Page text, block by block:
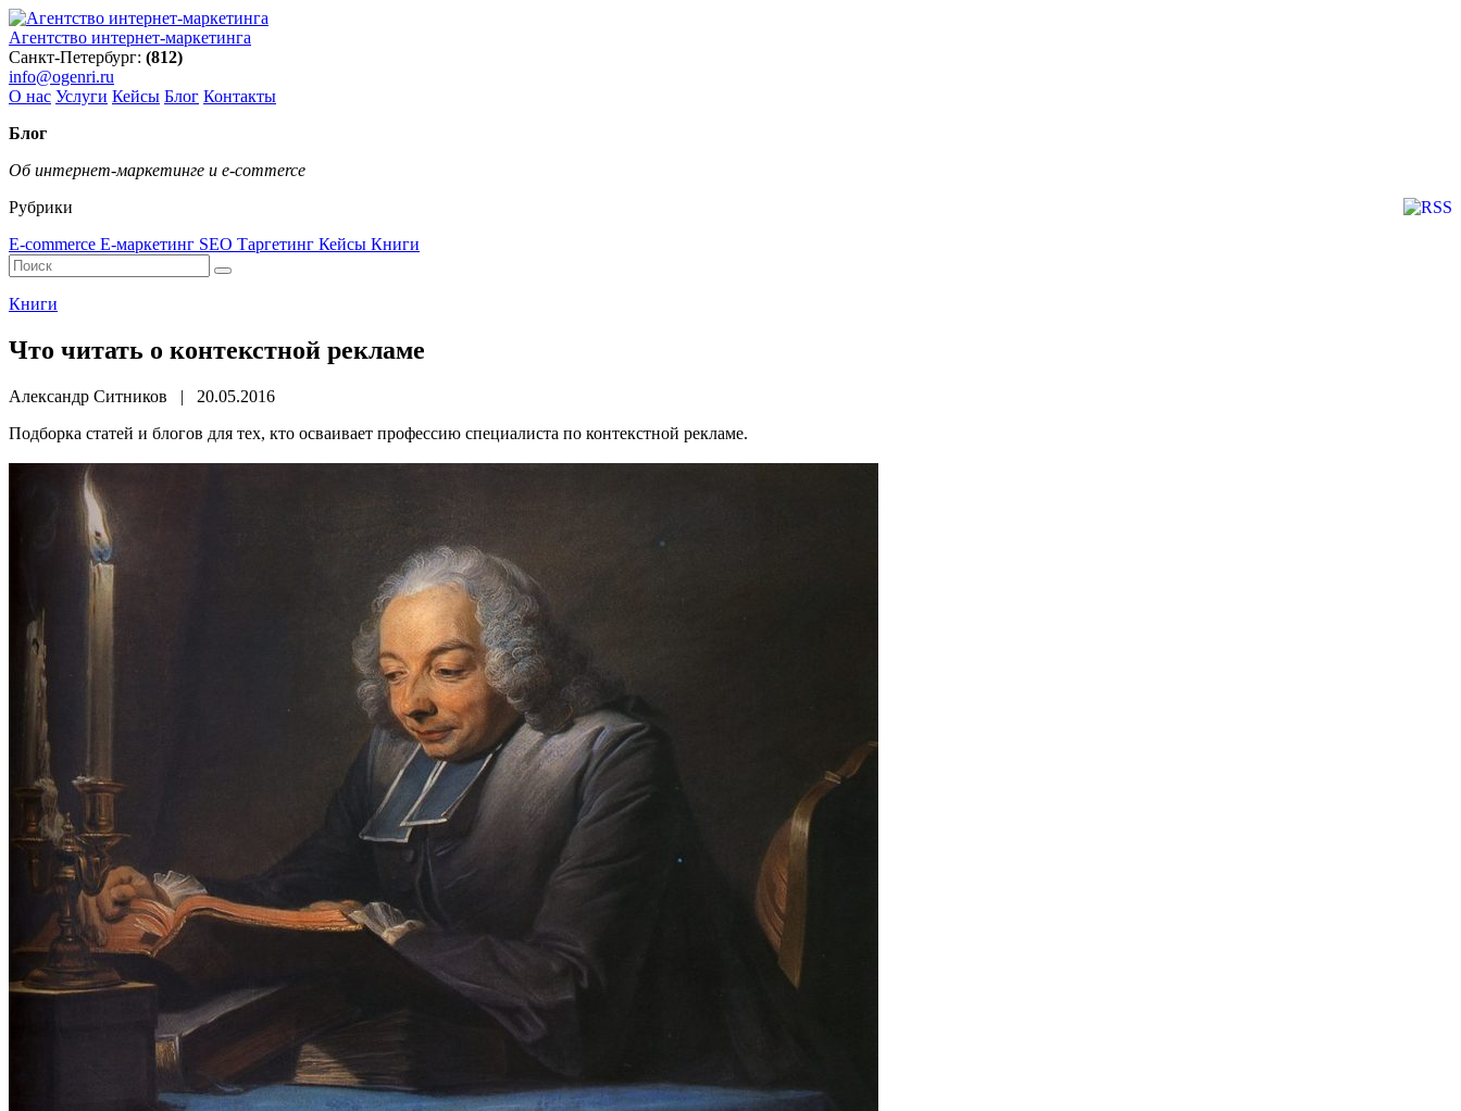
Агентство интернет-маркетинга
Санкт-Петербург: (812)
info@ogenri.ru
О нас Услуги Кейсы Блог Контакты
Блог
Об интернет-маркетинге и e-commerce
Рубрики
E-commerce E-маркетинг SEO Таргетинг Кейсы Книги
Книги
Что читать о контекстной рекламе
Александр Ситников | 20.05.2016
Подборка статей и блогов для тех, кто осваивает профессию специалиста по контекстной рекламе.